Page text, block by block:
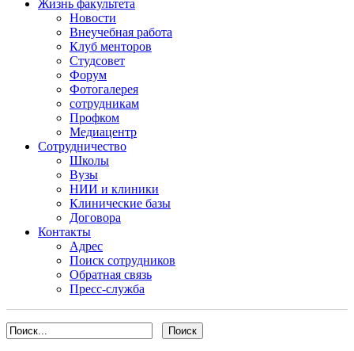
Жизнь факультета
Новости
Внеучебная работа
Клуб менторов
Студсовет
Форум
Фотогалерея
сотрудникам
Профком
Медиацентр
Сотрудничество
Школы
Вузы
НИИ и клиники
Клинические базы
Договора
Контакты
Адрес
Поиск сотрудников
Обратная связь
Пресс-служба